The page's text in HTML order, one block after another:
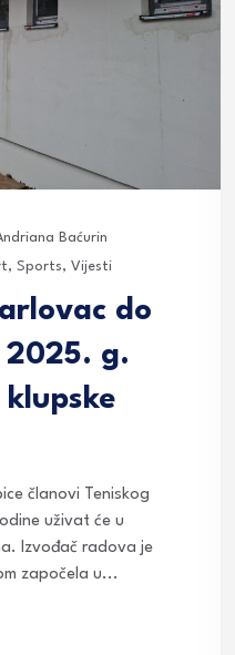
Baćurin
, Sports, Vijesti
do
g.
članovi Teniskog
uživat će u
Izvođač radova je
započela u...